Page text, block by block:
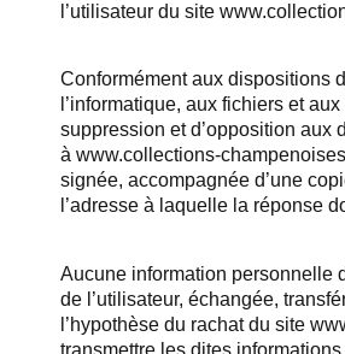
l’utilisateur du site
Conformément aux dispositions
l’informatique, aux fichiers et
suppression et d’opposition aux
à www.collections-
signée, accompagnée d’une
l’adresse à laquelle la réponse
Aucune information personnelle
de l’utilisateur, échangée,
l’hypothèse du rachat du site
transmettre les dites